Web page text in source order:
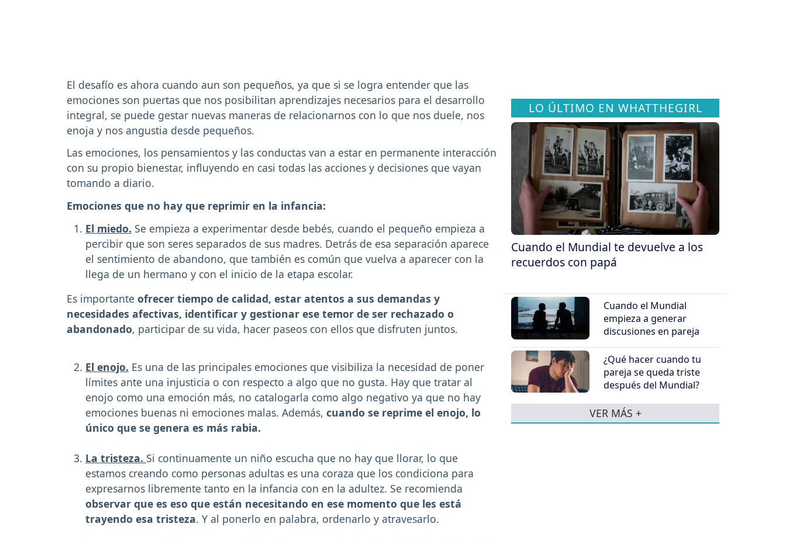
El desafío es ahora cuando aun son pequeños, ya que si se logra entender que las
emociones son puertas que nos posibilitan aprendizajes necesarios para el desarrollo
integral, se puede gestar nuevas maneras de relacionarnos con lo que nos duele, nos
enoja y nos angustia desde pequeños.
Las emociones, los pensamientos y las conductas van a estar en permanente interacción
con su propio bienestar, influyendo en casi todas las acciones y decisiones que vayan
tomando a diario.
Emociones que no hay que reprimir en la infancia:
El miedo. Se empieza a experimentar desde bebés, cuando el pequeño empieza a
percibir que son seres separados de sus madres. Detrás de esa separación aparece
el sentimiento de abandono, que también es común que vuelva a aparecer con la
llega de un hermano y con el inicio de la etapa escolar.
Es importante ofrecer tiempo de calidad, estar atentos a sus demandas y
necesidades afectivas, identificar y gestionar ese temor de ser rechazado o
abandonado, participar de su vida, hacer paseos con ellos que disfruten juntos.
El enojo. Es una de las principales emociones que visibiliza la necesidad de poner
límites ante una injusticia o con respecto a algo que no gusta. Hay que tratar al
enojo como una emoción más, no catalogarla como algo negativo ya que no hay
emociones buenas ni emociones malas. Además, cuando se reprime el enojo, lo
único que se genera es más rabia.
La tristeza. Si continuamente un niño escucha que no hay que llorar, lo que
estamos creando como personas adultas es una coraza que los condiciona para
expresarnos libremente tanto en la infancia con en la adultez. Se recomienda
observar que es eso que están necesitando en ese momento que les está
trayendo esa tristeza. Y al ponerlo en palabra, ordenarlo y atravesarlo.
LO ÚLTIMO EN WHATTHEGIRL
Cuando el Mundial te devuelve a los
recuerdos con papá
Cuando el Mundial
empieza a generar
discusiones en pareja
¿Qué hacer cuando tu
pareja se queda triste
después del Mundial?
VER MÁS +